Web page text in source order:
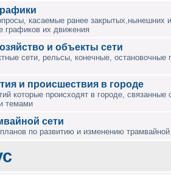
касаемые ранее закрытых,нынешних
графиков их движения
и объекты сети
сети, рельсы, конечные, остановочные
и происшествия в городе
которые происходят в городе, связанные
темами
сети
по развитию и изменению трамвайной